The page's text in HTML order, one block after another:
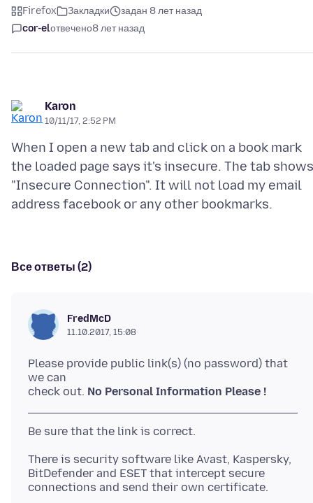
Firefox Закладки
задан 8 лет назад
cor-elотвечено8 лет назад
Karon
10/11/17, 2:52 PM
When I open a new tab and click on a book mark
the loaded page says it's insecure. The tab shows
"Insecure Connection". It will not load my email
Все ответы (2)
FredMcD
11.10.2017, 15:08
Please provide public link(s) (no password) that
we can
check out. No Personal Information Please !
There is security software like Avast, Kaspersky,
BitDefender and ESET that intercept secure